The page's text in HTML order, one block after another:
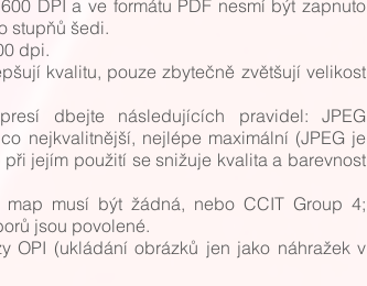
DPI a ve formátu PDF nesmí být zapnuto
stupňů šedi.
dpi.
kvalitu, pouze zbytečně zvětšují velikost
dbejte následujících pravidel: JPEG
nejkvalitnější, nejlépe maximální (JPEG je
při jejím použití se snižuje kvalita a barevnost
map musí být žádná, nebo CCIT Group 4;
jsou povolené.
OPI (ukládání obrázků jen jako náhražek v